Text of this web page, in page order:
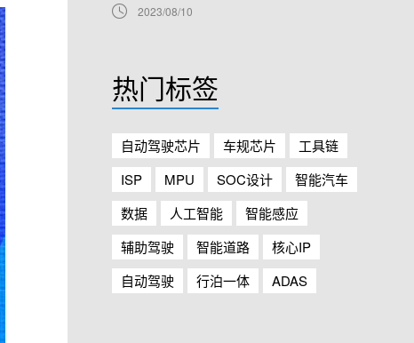
2023/08/10
热门标签
自动驾驶芯片 车规芯片
工具链
ISP
MPU SOC设计
智能汽车
数据
人工智能
智能感应
辅助驾驶
智能道路
核心IP
自动驾驶
行泊一体 ADAS